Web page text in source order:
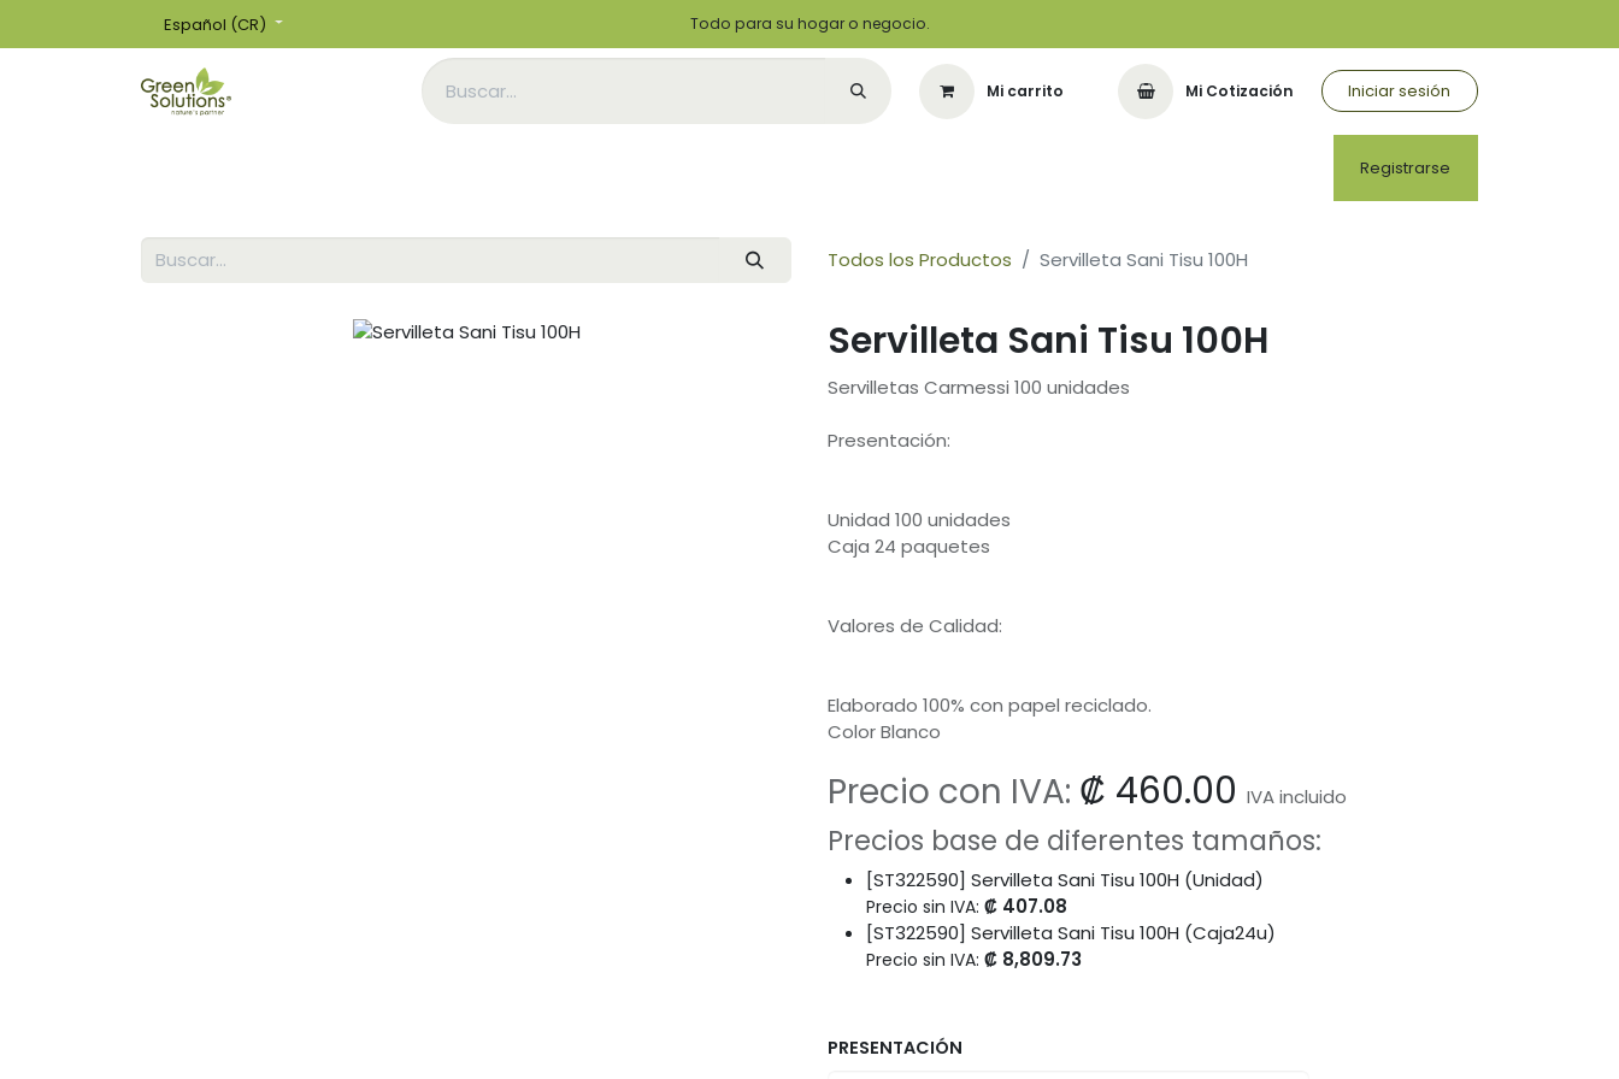
Español (CR) Todo para su hogar o negocio.
Mi carrito Mi Cotización Iniciar sesión
Registrarse
Todos los Productos Servilleta Sani Tisu 100H
Servilleta Sani Tisu 100H
Servilletas Carmessi 100 unidades
Presentación:
Unidad 100 unidades
Caja 24 paquetes
Valores de Calidad:
Elaborado 100% con papel reciclado.
Color Blanco
Precio con IVA: ₡ 460.00 IVA incluido
Precios base de diferentes tamaños:
[ST322590] Servilleta Sani Tisu 100H (Unidad)
Precio sin IVA: ₡ 407.08
[ST322590] Servilleta Sani Tisu 100H (Caja24u)
Precio sin IVA: ₡ 8,809.73
PRESENTACIÓN